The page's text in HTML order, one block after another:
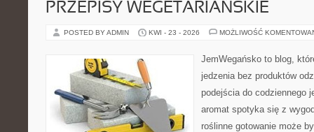
PRZEPISY WEGETARIAŃSKIE
POSTED BY ADMIN KWI - 23 - 2026 MOŻLIWOŚĆ
JemWegańsko to blog,
jedzenia bez produktów
podejścia do codziennego
aromat spotyka się z
roślinne gotowanie może